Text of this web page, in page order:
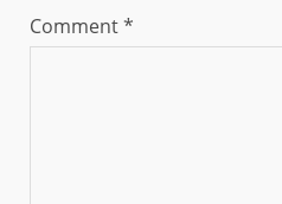
Comment*